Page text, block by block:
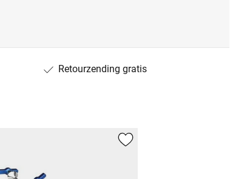
Retourzending gratis